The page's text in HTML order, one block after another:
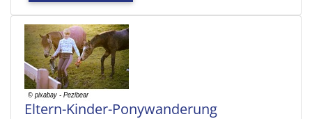
Eltern-Kinder-Ponywanderung